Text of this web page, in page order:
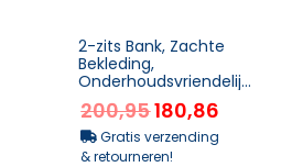
2-zits Bank, Zachte
Bekleding,
Onderhoudsvriendelijke
Hoes, Tot 220 Kg, 117 X
56,5 X 77 Cm,
Donkergr...
200,95180,86
Gratis verzending
& retourneren!